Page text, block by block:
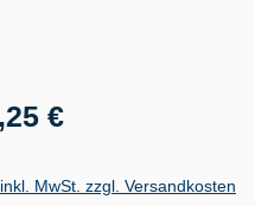
Preis:
€
MwSt. zzgl. Versandkosten